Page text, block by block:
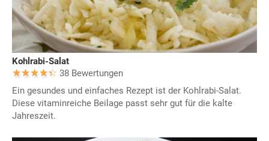
Kohlrabi-Salat
38 Bewertungen
Ein gesundes und einfaches Rezept ist der Kohlrabi-Salat.
Diese vitaminreiche Beilage passt sehr gut für die kalte
Jahreszeit.